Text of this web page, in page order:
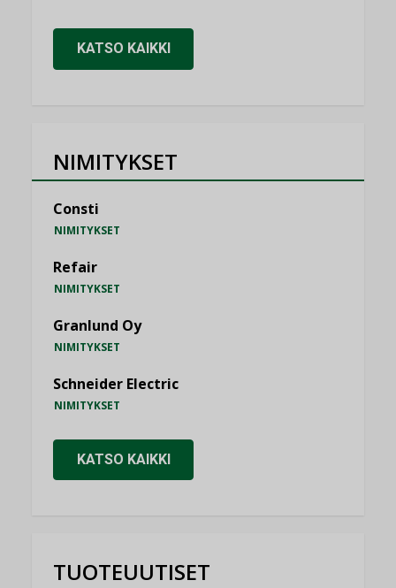
KATSO KAIKKI
NIMITYKSET
Consti
NIMITYKSET
Refair
NIMITYKSET
Granlund Oy
NIMITYKSET
Schneider Electric
NIMITYKSET
KATSO KAIKKI
TUOTEUUTISET